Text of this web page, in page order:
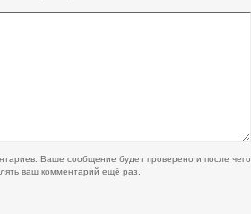
Ваше сообщение будет проверено и после чего
ваш комментарий ещё раз.